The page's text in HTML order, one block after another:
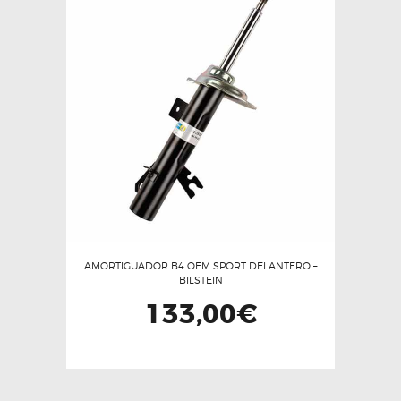
opciones
se
pueden
elegir
en
página
AMORTIGUADOR B4 OEM SPORT DELANTERO –
BILSTEIN
133,00€